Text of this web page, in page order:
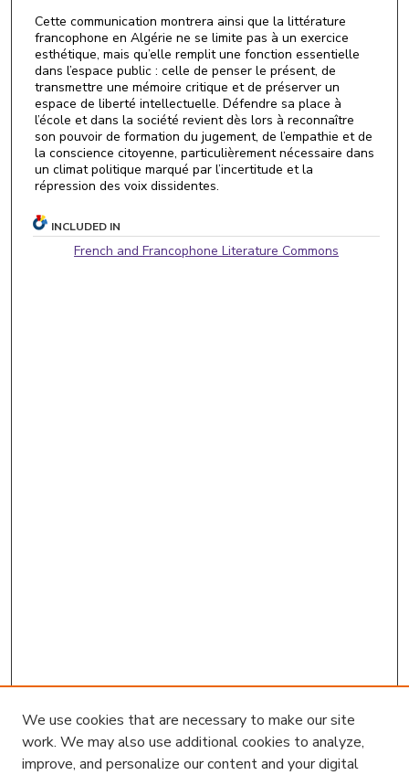
Cette communication montrera ainsi que la littérature
francophone en Algérie ne se limite pas à un exercice
esthétique, mais qu’elle remplit une fonction essentielle
dans l’espace public : celle de penser le présent, de
transmettre une mémoire critique et de préserver un
espace de liberté intellectuelle. Défendre sa place à
l’école et dans la société revient dès lors à reconnaître
son pouvoir de formation du jugement, de l’empathie et de
la conscience citoyenne, particulièrement nécessaire dans
un climat politique marqué par l’incertitude et la
répression des voix dissidentes.
INCLUDED IN
French and Francophone Literature Commons
We use cookies that are necessary to make our site
work. We may also use additional cookies to analyze,
improve, and personalize our content and your digital